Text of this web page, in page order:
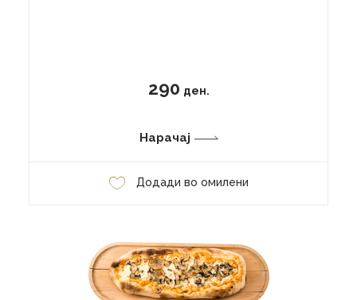
290 ден.
Нарачај
Додади во омилени